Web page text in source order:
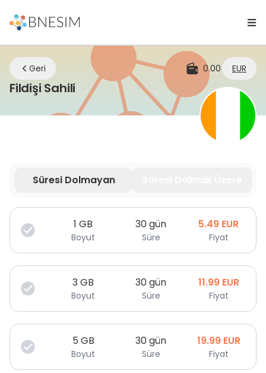
Geri 0.00 EUR
Fildişi Sahili eSIM | Nerede olursanız olun
Süresi Dolmayan
Veriniz sınırlı süre için geçerlidir.
1 GB
Boyut
30 gün
Süre
5.49 EUR
Fiyat
3GB
Boyut
30 gün
Süre
11.99 EUR
Fiyat
5 GB
Boyut
30 gün
Süre
19.99 EUR
Fiyat